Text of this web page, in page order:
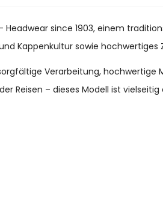
Headwear since 1903, einem
Kappenkultur sowie
Verarbeitung, hochwertige
Reisen – dieses Modell ist